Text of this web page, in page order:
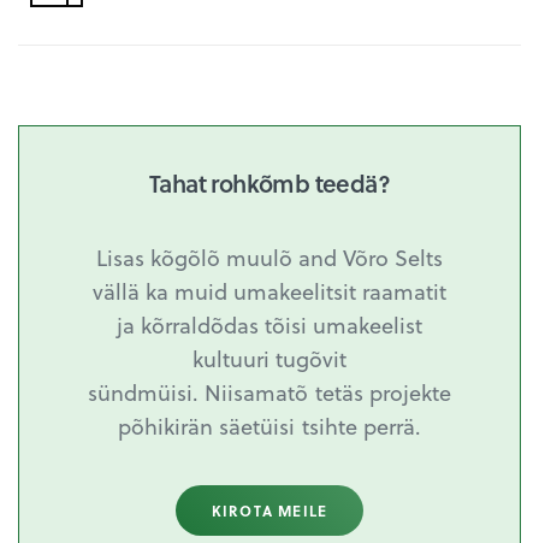
Tahat rohkõmb teedä?
Lisas kõgõlõ muulõ and Võro Selts
vällä ka muid umakeelitsit raamatit
ja kõrraldõdas tõisi umakeelist
kultuuri tugõvit
sündmüisi. Niisamatõ tetäs projekte
põhikirän säetüisi tsihte perrä.
KIROTA MEILE